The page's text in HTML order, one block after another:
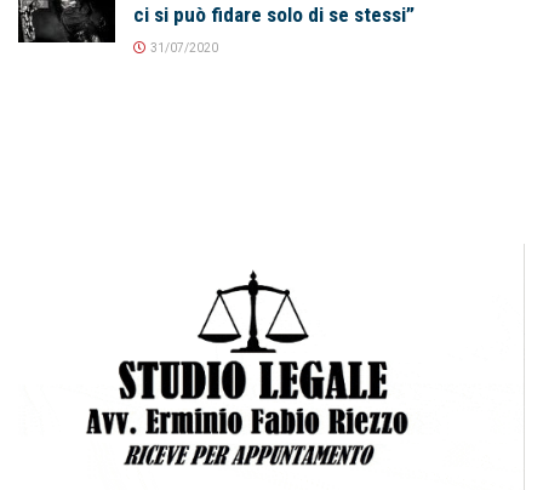
ci si può fidare solo di se stessi”
31/07/2020